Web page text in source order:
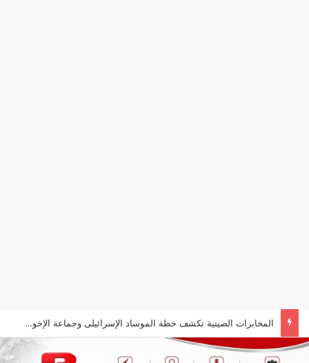
المخابرات الصينية تكشف خطة الموساد الإسرائيلى وجماعة الإخوان بالمغرب للهجرة غير الشرعية إلى سبتة